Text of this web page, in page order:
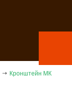
Кронштейн МК